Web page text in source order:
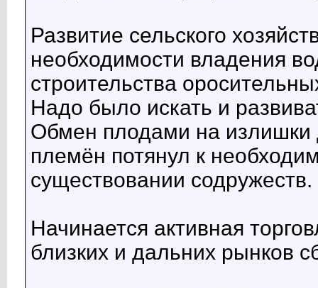
Развитие сельского
необходимости владения
строительства
Надо было искать и
Обмен плодами на излишки
племён потянул к
существовании содружеств.
Начинается активная
близких и дальних рынков